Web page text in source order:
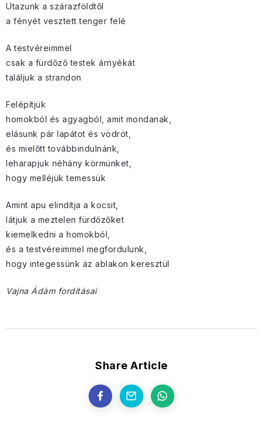
Utazunk a szárazföldtől
a fényét vesztett tenger felé
A testvéreimmel
csak a fürdőző testek árnyékát
találjuk a strandon
Felépítjük
homokból és agyagból, amit mondanak,
elásunk pár lapátot és vödröt,
és mielőtt továbbindulnánk,
leharapjuk néhány körmünket,
hogy melléjük temessük
Amint apu elindítja a kocsit,
látjuk a meztelen fürdőzőket
kiemelkedni a homokból,
és a testvéreimmel megfordulunk,
hogy integessünk az ablakon keresztül
Vajna Ádám fordításai
Share Article